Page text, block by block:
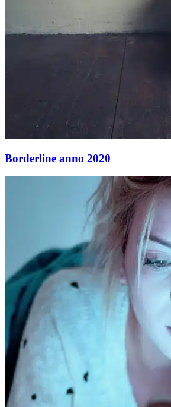
Borderline anno 2020